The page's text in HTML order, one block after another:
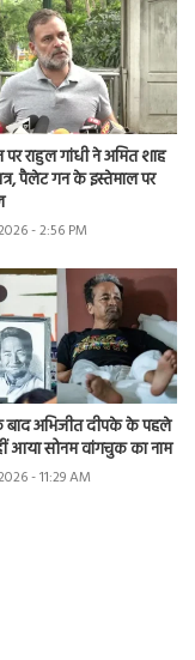
पर राहुल गांधी ने अमित शाह
पैलेट गन के इस्तेमाल पर
- 2:56 PM
अभिजीत दीपके के पहले
आया सोनम वांगचुक का नाम
- 11:29 AM